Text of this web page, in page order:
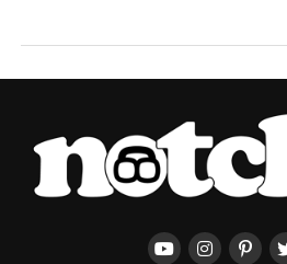
بدأت الأولمبياد